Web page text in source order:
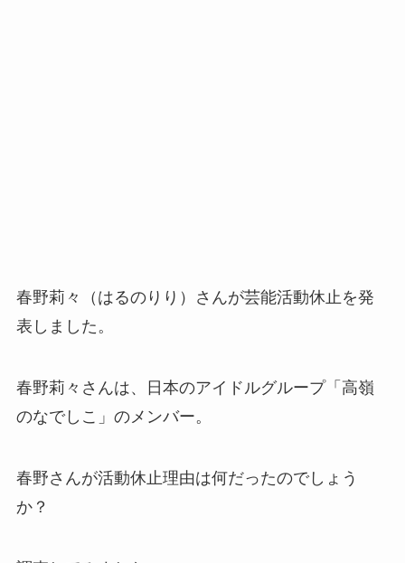
春野莉々（はるのりり）さんが芸能活動休止を発
表しました。
春野莉々さんは、日本のアイドルグループ「高嶺
のなでしこ」のメンバー。
春野さんが活動休止理由は何だったのでしょう
か？